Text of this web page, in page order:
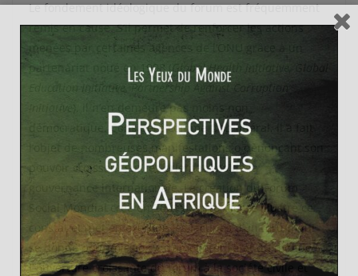
Le fondement idéologique du forum est fréquemment
remis en cause. S’il permet de renforcer les actions
menées par certaines agences de l’ONU grâce à un
partenariat noué en 1998 (
Global Health initiative, Global
Education Initiative, Partnership Against Corruption
Initiative
), il n’en demeure pas moins non
démocratique. Considéré comme trop libéral, il a fait
l’objet de nombreuses manifestations o dénonçant son
pouvoir croissant sur les orientations de la
gouvernance internationale. La création du Forum
Social Mondial créé en 2001 à Porto Alegre illustre ce
constat et met en exergue les lacunes d’un forum qui
se donne pour mission « d’améliorer l’état du monde ».
L’ouverture croissante du forum à la société civile et